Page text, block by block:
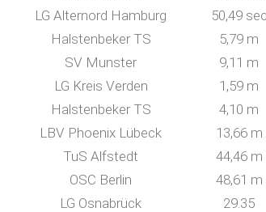
LG Alternord Hamburg 50,49 sec
Halstenbeker TS 5,79 m
SV Munster 9,11 m
LG Kreis Verden 1,59 m
Halstenbeker TS 4,10 m
LBV Phoenix Lübeck 13,66 m
TuS Alfstedt 44,46 m
OSC Berlin 48,61 m
LG Osnabrück 29.35